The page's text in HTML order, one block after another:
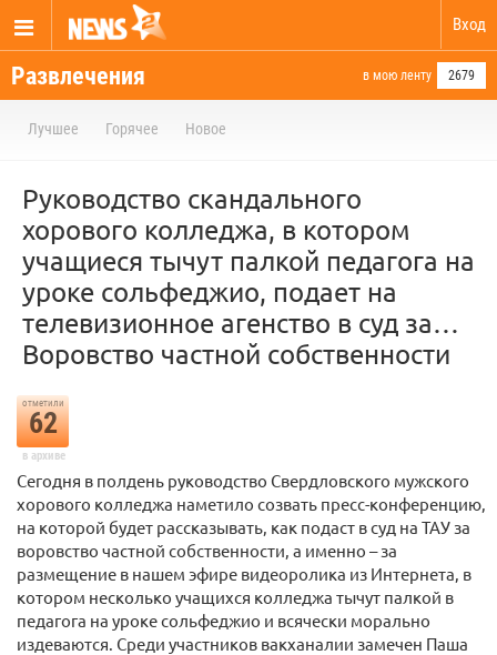
Вход
Развлечения в мою ленту 2679
Лучшее Горячее Новое
Руководство скандального
хорового колледжа, в котором
учащиеся тычут палкой педагога на
уроке сольфеджио, подает на
телевизионное агенство в суд за…
Воровство частной собственности
отметили
62
в архиве
Сегодня в полдень руководство Свердловского мужского
хорового колледжа наметило созвать пресс-конференцию,
на которой будет рассказывать, как подаст в суд на ТАУ за
воровство частной собственности, а именно – за
размещение в нашем эфире видеоролика из Интернета, в
котором несколько учащихся колледжа тычут палкой в
педагога на уроке сольфеджио и всячески морально
издеваются. Среди участников вакханалии замечен Паша